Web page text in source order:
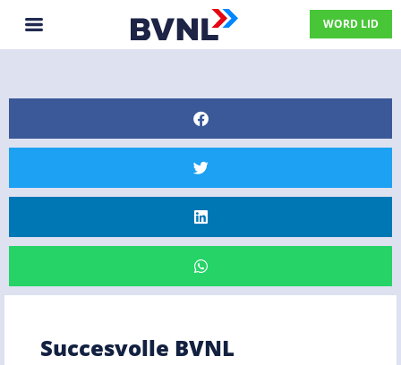
WORD LID
Succesvolle BVNL